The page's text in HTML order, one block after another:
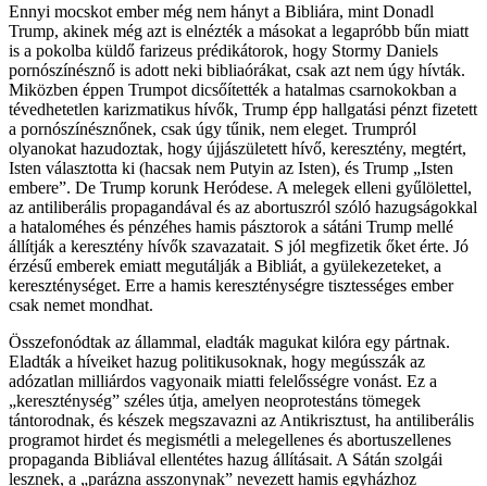
Ennyi mocskot ember még nem hányt a Bibliára, mint Donadl
Trump, akinek még azt is elnézték a másokat a legapróbb bűn miatt
is a pokolba küldő farizeus prédikátorok, hogy Stormy Daniels
pornószínésznő is adott neki bibliaórákat, csak azt nem úgy hívták.
Miközben éppen Trumpot dicsőítették a hatalmas csarnokokban a
tévedhetetlen karizmatikus hívők, Trump épp hallgatási pénzt fizetett
a pornószínésznőnek, csak úgy tűnik, nem eleget. Trumpról
olyanokat hazudoztak, hogy újjászületett hívő, keresztény, megtért,
Isten választotta ki (hacsak nem Putyin az Isten), és Trump „Isten
embere”. De Trump korunk Heródese. A melegek elleni gyűlölettel,
az antiliberális propagandával és az abortuszról szóló hazugságokkal
a hataloméhes és pénzéhes hamis pásztorok a sátáni Trump mellé
állítják a keresztény hívők szavazatait. S jól megfizetik őket érte. Jó
érzésű emberek emiatt megutálják a Bibliát, a gyülekezeteket, a
kereszténységet. Erre a hamis kereszténységre tisztességes ember
csak nemet mondhat.
Összefonódtak az állammal, eladták magukat kilóra egy pártnak.
Eladták a híveiket hazug politikusoknak, hogy megússzák az
adózatlan milliárdos vagyonaik miatti felelősségre vonást. Ez a
„kereszténység” széles útja, amelyen neoprotestáns tömegek
tántorodnak, és készek megszavazni az Antikrisztust, ha antiliberális
programot hirdet és megismétli a melegellenes és abortuszellenes
propaganda Bibliával ellentétes hazug állításait. A Sátán szolgái
lesznek, a „parázna asszonynak” nevezett hamis egyházhoz